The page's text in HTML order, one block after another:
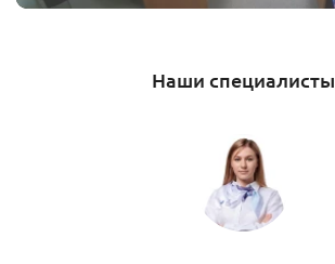
Наши специалисты